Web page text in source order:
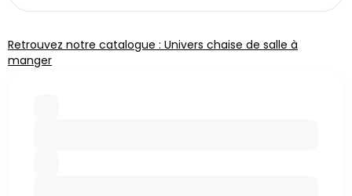
Retrouvez notre catalogue : Univers chaise de salle à
manger